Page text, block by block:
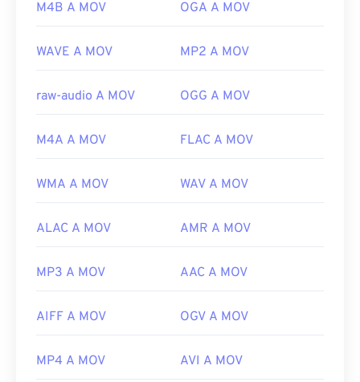
Versione iniziale:
CH203-BBCGDDDF
M4B A MOV OGA A MOV
WAVE A MOV MP2 A MOV
raw-audio A MOV OGG A MOV
M4A A MOV FLAC A MOV
WMA A MOV WAV A MOV
ALAC A MOV AMR A MOV
MP3 A MOV AAC A MOV
AIFF A MOV OGV A MOV
MP4 A MOV AVI A MOV